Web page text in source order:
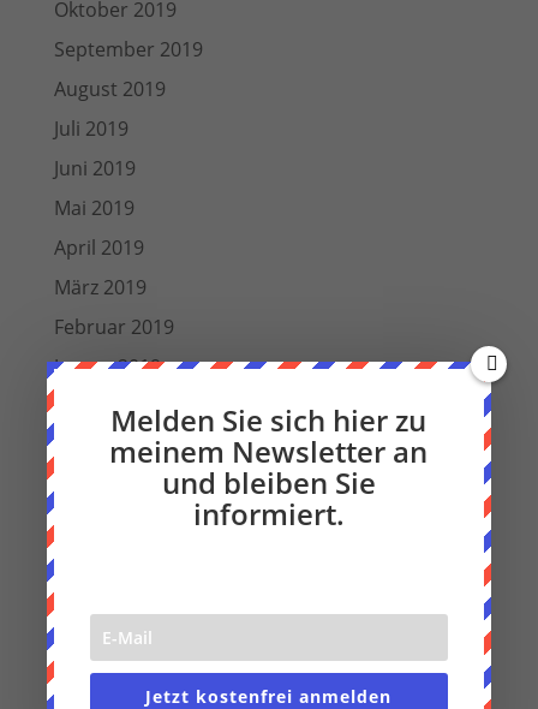
Oktober 2019
September 2019
August 2019
Juli 2019
Juni 2019
Mai 2019
April 2019
März 2019
Februar 2019
Januar 2019
Dezember 2018
Oktober 2018
September 2018
August 2018
Juli 2018
Juni 2018
März 2018
Dezember 2017
Melden Sie sich hier zu
meinem Newsletter an
und bleiben Sie
informiert.
Jetzt kostenfrei anmelden